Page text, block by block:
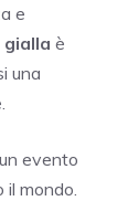
e
gialla è
una
evento
mondo.